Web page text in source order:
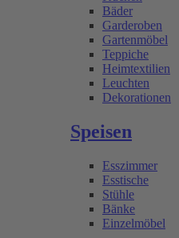
Bäder
Garderoben
Gartenmöbel
Teppiche
Heimtextilien
Leuchten
Dekorationen
Speisen
Esszimmer
Esstische
Stühle
Bänke
Einzelmöbel